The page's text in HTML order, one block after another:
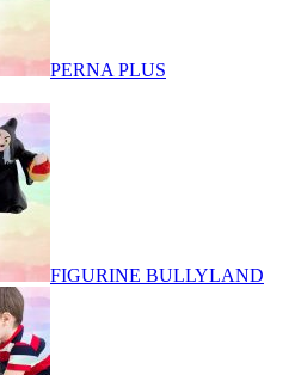
PERNA PLUS
FIGURINE BULLYLAND